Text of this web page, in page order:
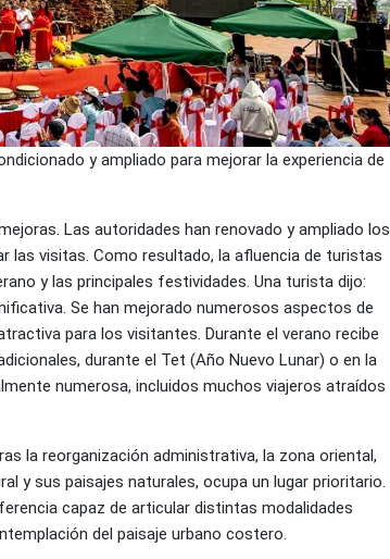
y ampliado para mejorar la experiencia de
Las autoridades han renovado y ampliado los
las visitas. Como resultado, la afluencia de turistas
y las principales festividades. Una turista dijo:
Se han mejorado numerosos aspectos de
para los visitantes. Durante el verano recibe
durante el Tet (Año Nuevo Lunar) o en la
numerosa, incluidos muchos viajeros atraídos
la reorganización administrativa, la zona oriental,
y sus paisajes naturales, ocupa un lugar prioritario.
capaz de articular distintas modalidades
del paisaje urbano costero.